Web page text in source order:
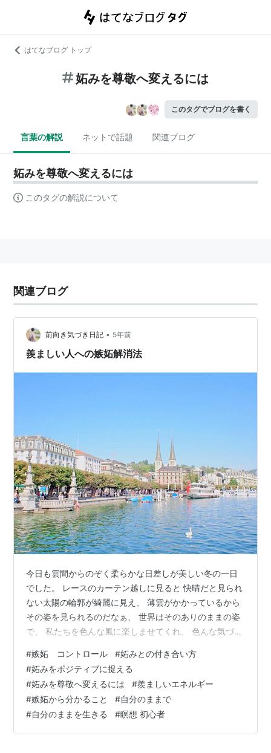
はてなブログ トップ
妬みを尊敬へ変えるには
このタグでブログを書く
言葉の解説 ネットで話題 関連ブログ
妬みを尊敬へ変えるには
このタグの解説について
関連ブログ
前向き気づき日記 • 5年前
羨ましい人への嫉妬解消法
今日も雲間からのぞく柔らかな日差しが美しい冬の一日
でした。 レースのカーテン越しに見ると 快晴だと見られ
ない太陽の輪郭が綺麗に見え、 薄雲がかかっているから
その姿を見られるのだなぁ、 世界はそのありのままの姿
で、 私たちを色んな風に楽しませてくれ、 色んな気づき
輝いていると素敵で素晴らしいですが、 眩しすぎてその
姿が見られないということもあると思います。 例えば人
の場合、 とても幸せそうで、キラキラと輝いている人を
見て、 素直に憧れたり、目標にしたり、 その人のように
なれるよう学ぼうと 心を開いて近づこうとしたり、 その
人を見て自然とそ…
#嫉妬 コントロール #妬みとの付き合い方
#妬みをポジティブに捉える
#妬みを尊敬へ変えるには #羨ましいエネルギー
#嫉妬から分かること #自分のままで
#自分のままを生きる #瞑想 初心者